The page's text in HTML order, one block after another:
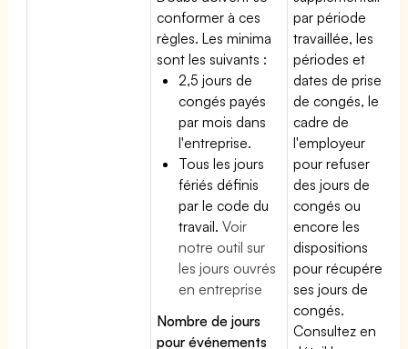
conformer à ces
règles. Les minima
sont les suivants :
2,5 jours de
congés payés
par mois dans
l'entreprise.
Tous les jours
fériés définis
par le code du
travail.Voir
notre outil sur
les jours ouvrés
en entreprise
Nombre de jours
pour événements
par période
travaillée, les
périodes et
dates de prise
de congés, le
cadre de
l'employeur
pour refuser
des jours de
congés ou
encore les
dispositions
pour récupérer
ses jours de
congés.
Consultez en